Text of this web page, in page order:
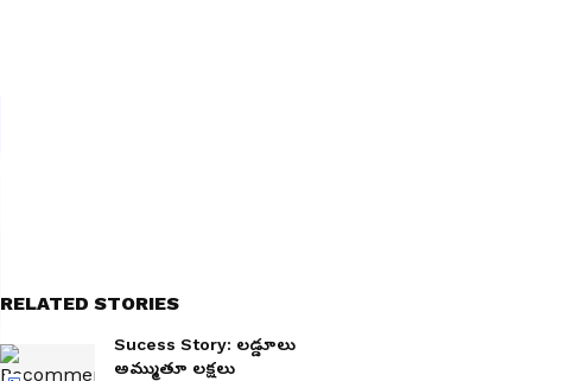
RELATED STORIES
Sucess Story: ల‌డ్డూలు
అమ్ముతూ ల‌క్ష‌లు